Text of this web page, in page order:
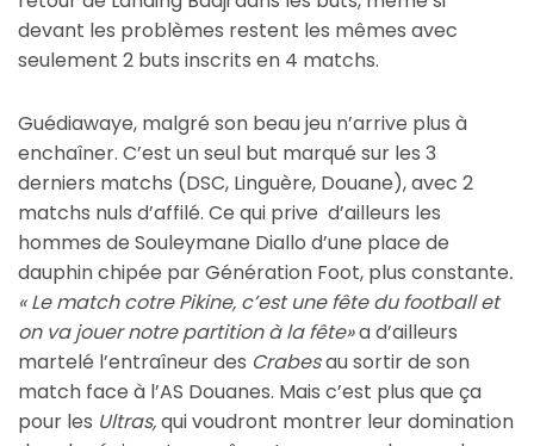
devant les problèmes restent les mêmes avec
seulement 2 buts inscrits en 4 matchs.
Guédiawaye, malgré son beau jeu n’arrive plus à
enchaîner. C’est un seul but marqué sur les 3
derniers matchs (DSC, Linguère, Douane), avec 2
matchs nuls d’affilé. Ce qui prive d’ailleurs les
hommes de Souleymane Diallo d’une place de
dauphin chipée par Génération Foot, plus constante.
« Le match cotre Pikine, c’est une fête du football et
on va jouer notre partition à la fête»a d’ailleurs
martelé l’entraîneur des Crabesau sortir de son
match face à l’AS Douanes. Mais c’est plus que ça
pour les Ultras,qui voudront montrer leur domination